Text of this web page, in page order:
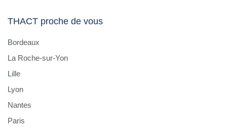
THACT proche de vous
Bordeaux
La Roche-sur-Yon
Lille
Lyon
Nantes
Paris